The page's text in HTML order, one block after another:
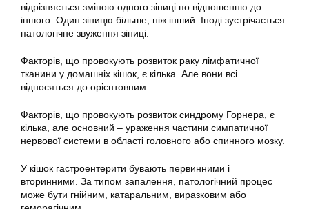
відрізняється зміною одного зіниці по відношенню до
іншого. Один зіницю більше, ніж інший. Іноді зустрічається
патологічне звуження зіниці.
Факторів, що провокують розвиток раку лімфатичної
тканини у домашніх кішок, є кілька. Але вони всі
відносяться до орієнтовним.
Факторів, що провокують розвиток синдрому Горнера, є
кілька, але основний – ураження частини симпатичної
нервової системи в області головного або спинного мозку.
У кішок гастроентерити бувають первинними і
вторинними. За типом запалення, патологічний процес
може бути гнійним, катаральним, виразковим або